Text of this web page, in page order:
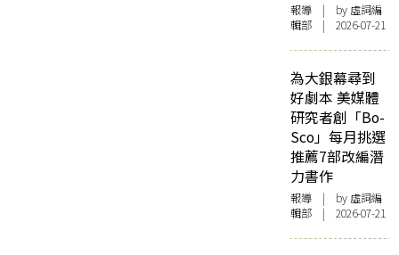
報導 | by 虛詞編
輯部 | 2026-07-21
為大銀幕尋到
好劇本 美媒體
研究者創「Bo-
Sco」每月挑選
推薦7部改編潛
力書作
報導 | by 虛詞編
輯部 | 2026-07-21